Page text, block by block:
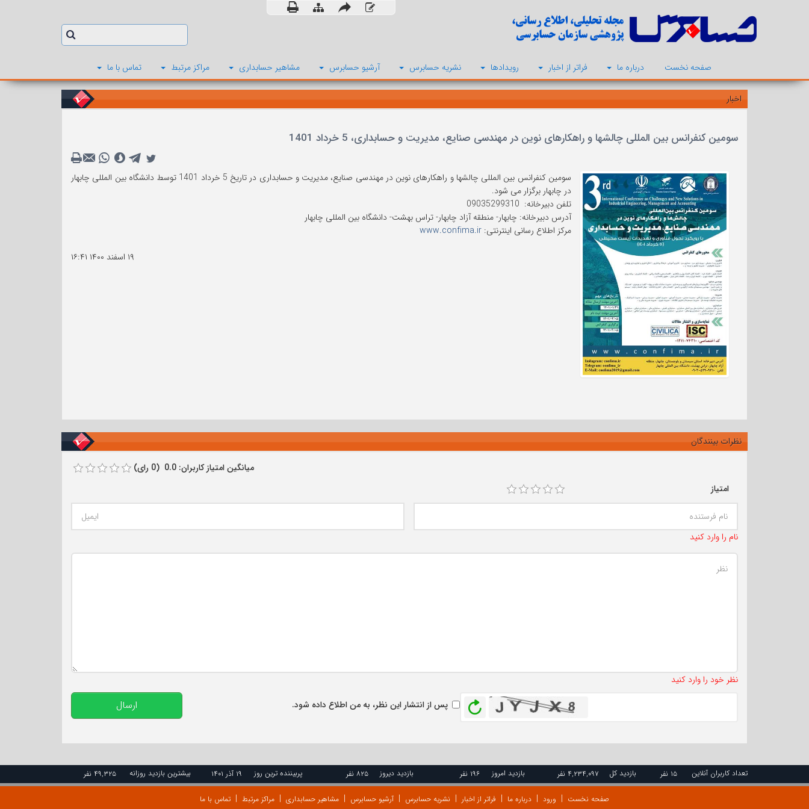
صفحه نخست درباره ما فراتر از اخبار رویدادها نشریه حسابرس آرشیو حسابرس مشاهیر حسابداری مراکز مرتبط تماس با ما
اخبار
سومین کنفرانس بین المللی چالشها و راهکارهای نوین در مهندسی صنایع، مدیریت و حسابداری، 5 خرداد 1401
سومین کنفرانس بین المللی چالشها و راهکارهای نوین در مهندسی صنایع، مدیریت و حسابداری در تاریخ 5 خرداد 1401 توسط دانشگاه بین المللی چابهار
در چابهار برگزار می شود.
تلفن دبیرخانه: 09035299310
آدرس دبیرخانه: چابهار- منطقه آزاد چابهار- تراس بهشت- دانشگاه بین المللی چابهار
مرکز اطلاع رسانی اینترنتی: www.confima.ir
۱۹ اسفند ۱۴۰۰
۱۶:۴۱
نظرات بینندگان
میانگین امتیاز کاربران: 0.0 (0 رای)
امتیاز
نام را وارد کنید
نظر خود را وارد کنید
بازخوانیپس از انتشار این نظر، به من اطلاع داده شود. ارسال
تعداد کاربران آنلاین ۱۵ نفر بازدید کل ۴,۲۳۴,۰۹۷ نفر بازدید امروز ۱۹۶ نفر بازدید دیروز ۸۲۵ نفر پربیننده ترین روز ۱۹ آذر ۱۴۰۱ بیشترین بازدید روزانه ۴۹,۳۲۵ نفر
صفحه نخست ورود درباره ما فراتر از اخبار نشریه حسابرس آرشیو حسابرس مشاهیر حسابداری مراکز مرتبط تماس با ما